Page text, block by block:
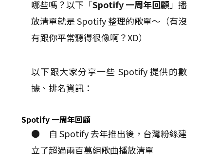
哪些嗎？以下「Spotify 一周年回顧」播
放清單就是 Spotify 整理的歌單～（有沒
有跟你平常聽得很像啊？XD）
以下跟大家分享一些 Spotify 提供的數
據、排名資訊：
Spotify 一周年回顧
● 自 Spotify 去年推出後，台灣粉絲建
立了超過兩百萬組歌曲播放清單